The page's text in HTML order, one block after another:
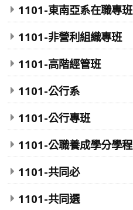
1101-東南亞系在職專班
1101-非營利組織專班
1101-高階經管班
1101-公行系
1101-公行專班
1101-公職養成學分學程
1101-共同必
1101-共同選